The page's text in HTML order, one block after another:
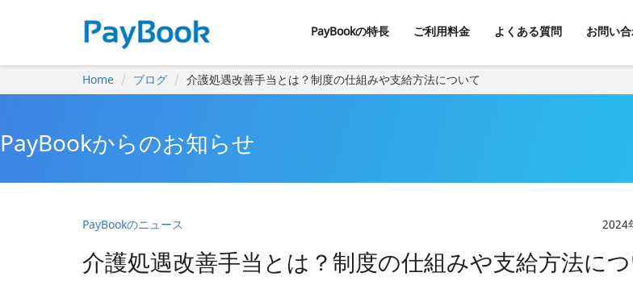
PayBookの特長 ご利用料金 よくある質問 お問い
Home ブログ 介護処遇改善手当とは？制度の仕組みや支給方法について
PayBookからのお知らせ
PayBookのニュース 2024
介護処遇改善手当とは？制度の仕組みや支給方法に